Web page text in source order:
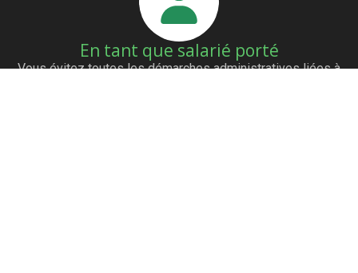
En tant que salarié porté
Vous évitez toutes les démarches administratives liées à